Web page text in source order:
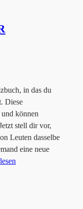
in das du
Diese
können
stell dir vor,
Leuten dasselbe
eine neue